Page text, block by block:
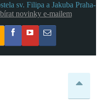
sv. Filipa a Jakuba Praha-
novinky e-mailem